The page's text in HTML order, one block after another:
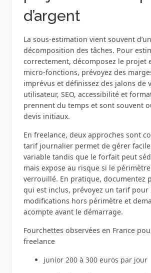
d’argent
La sous‑estimation vient souvent
décomposition des tâches. Pour
correctement, décomposez le projet
micro‑fonctions, prévoyez des
imprévus et définissez des jalons de
utilisateur, SEO, accessibilité et
prennent du temps et sont souvent
devis initiaux.
En freelance, deux approches sont
tarif journalier permet de gérer
variable tandis que le forfait peut
mais expose au risque si le périmètre
verrouillé. En pratique, documentez
qui est inclus, prévoyez un tarif pour
modifications hors périmètre et
acompte avant le démarrage.
Fourchettes observées en France
freelance
junior 200 à 300 euros par jour